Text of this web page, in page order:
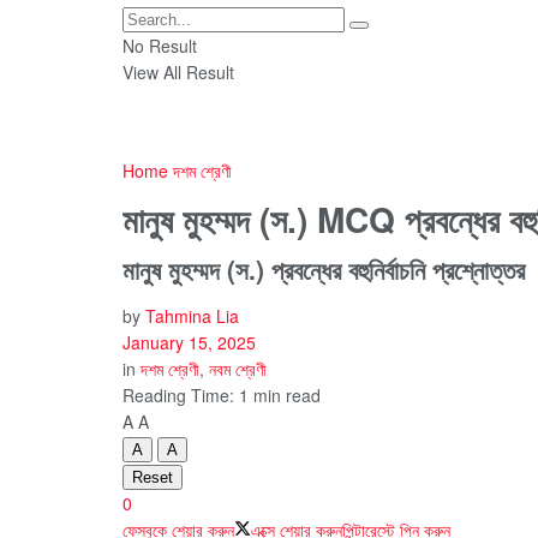
No Result
View All Result
Home দশম শ্রেণী
মানুষ মুহম্মদ (স.) MCQ প্রবন্ধের
মানুষ মুহম্মদ (স.) প্রবন্ধের বহুনির্বাচনি প্রশ্নোত্তর
by Tahmina Lia
January 15, 2025
in দশম শ্রেণী, নবম শ্রেণী
Reading Time: 1 min read
A A
A
A
Reset
0
ফেসবুকে শেয়ার করুন
এক্সে শেয়ার করুনপিন্টারেস্টে পিন করুন